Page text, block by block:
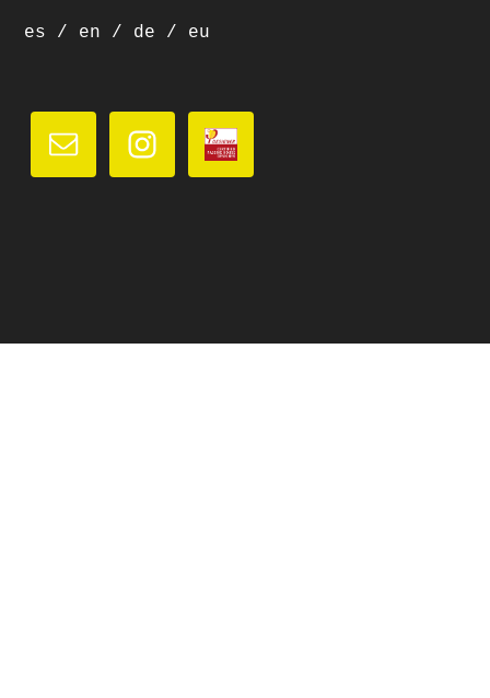
es / en / de / eu